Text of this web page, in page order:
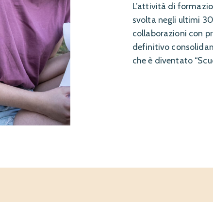
L’attività di
svolta negli ultimi
collaborazioni con
definitivo
che è diventato